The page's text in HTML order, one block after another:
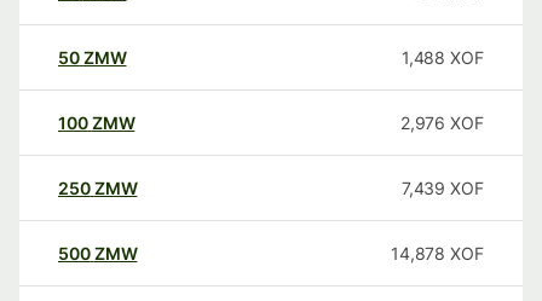
50ZMW 1,488 XOF
100ZMW 2,976 XOF
250ZMW 7,439 XOF
500ZMW 14,878 XOF